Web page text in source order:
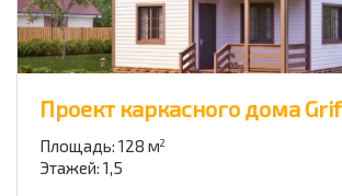
Проект каркасного дома Grif
Площадь: 128 м2
Этажей: 1,5